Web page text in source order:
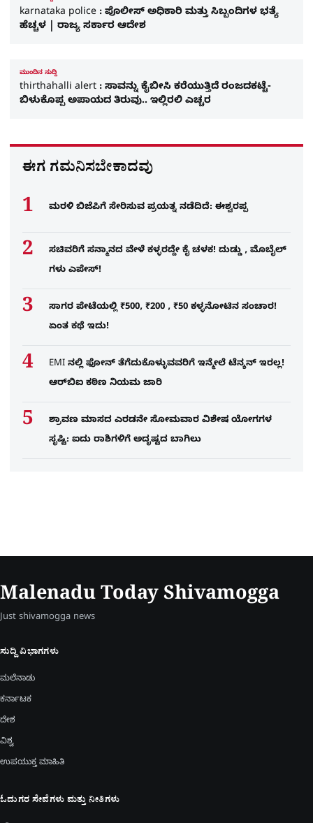
karnataka police : ಪೊಲೀಸ್ ಅಧಿಕಾರಿ ಮತ್ತು ಸಿಬ್ಬಂದಿಗಳ ಭತ್ಯೆ
ಹೆಚ್ಚಳ | ರಾಜ್ಯ ಸರ್ಕಾರ ಆದೇಶ
ಮುಂದಿನ ಸುದ್ದಿ
thirthahalli alert : ಸಾವನ್ನು ಕೈಬೀಸಿ ಕರೆಯುತ್ತಿದೆ ರಂಜದಕಟ್ಟೆ-
ಬಿಳುಕೊಪ್ಪ ಅಪಾಯದ ತಿರುವು.. ಇಲ್ಲಿರಲಿ ಎಚ್ಚರ
ಈಗ ಗಮನಿಸಬೇಕಾದವು
ಮರಳಿ ಬಿಜೆಪಿಗೆ ಸೇರಿಸುವ ಪ್ರಯತ್ನ ನಡೆದಿದೆ: ಈಶ್ವರಪ್ಪ
ಸಚಿವರಿಗೆ ಸನ್ಮಾನದ ವೇಳೆ ಕಳ್ಳರದ್ದೇ ಕೈ ಚಳಕ! ದುಡ್ಡು , ಮೊಬೈಲ್​
ಗಳು ಎಪೇಸ್!
ಸಾಗರ ಪೇಟೆಯಲ್ಲಿ ₹500, ₹200 , ₹50 ಕಳ್ಳನೋಟಿನ ಸಂಚಾರ!
ಏಂತ ಕಥೆ ಇದು!
EMI ನಲ್ಲಿ ಫೋನ್​ ತೆಗೆದುಕೊಳ್ಳುವವರಿಗೆ ಇನ್ಮೇಲೆ ಟೆನ್ಶನ್​ ಇರಲ್ಲ!
ಆರ್‌ಬಿಐ ಕಠಿಣ ನಿಯಮ ಜಾರಿ
ಶ್ರಾವಣ ಮಾಸದ ಎರಡನೇ ಸೋಮವಾರ ವಿಶೇಷ ಯೋಗಗಳ
ಸೃಷ್ಟಿ: ಐದು ರಾಶಿಗಳಿಗೆ ಅದೃಷ್ಟದ ಬಾಗಿಲು
Malenadu Today Shivamogga
Just shivamogga news
ಸುದ್ದಿ ವಿಭಾಗಗಳು
ಮಲೆನಾಡು
ಕರ್ನಾಟಕ
ದೇಶ
ವಿಶ್ವ
ಉಪಯುಕ್ತ ಮಾಹಿತಿ
ಓದುಗರ ಸೇವೆಗಳು ಮತ್ತು ನೀತಿಗಳು